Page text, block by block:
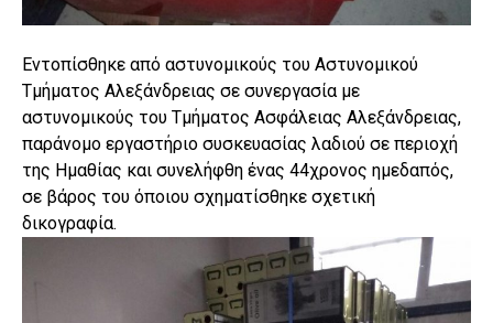
Εντοπίσθηκε από αστυνομικούς του Αστυνομικού
Τμήματος Αλεξάνδρειας σε συνεργασία με
αστυνομικούς του Τμήματος Ασφάλειας Αλεξάνδρειας,
παράνομο εργαστήριο συσκευασίας λαδιού σε περιοχή
της Ημαθίας και συνελήφθη ένας 44χρονος ημεδαπός,
σε βάρος του όποιου σχηματίσθηκε σχετική
δικογραφία.